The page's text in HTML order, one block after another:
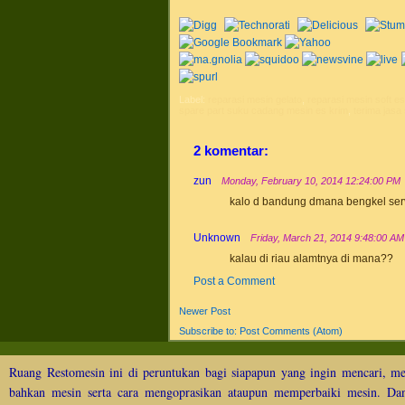
Label:
2 komentar:
zun
Monday, February 10, 2014 12:24:00 PM
kalo d bandung dmana bengkel
Unknown
Friday, March 21, 2014 9:48:00 AM
kalau di riau alamtnya di mana??
Post a Comment
Newer Post
Subscribe to: Post Comments (Atom)
Ruang Restomesin ini di peruntukan bagi siapapun yang ingin mencari,
bahkan mesin serta cara mengoprasikan ataupun memperbaiki mesin.